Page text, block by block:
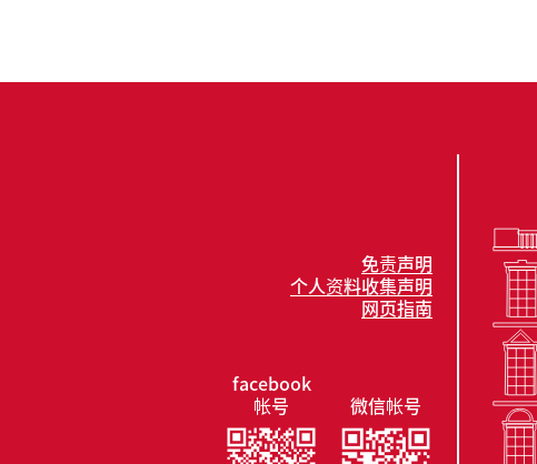
免责声明
个人资料收集声明
网页指南
facebook
帐号
微信帐号